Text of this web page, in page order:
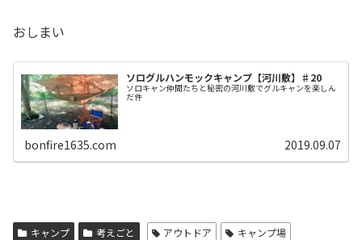
おしまい
ソログルハンモックキャンプ【河川敷】♯20
ソロキャン仲間たちと秘密の河川敷でグルキャンを楽しん
だ件
bonfire1635.com 2019.09.07
キャンプ 考えごと アウトドア
キャンプ場